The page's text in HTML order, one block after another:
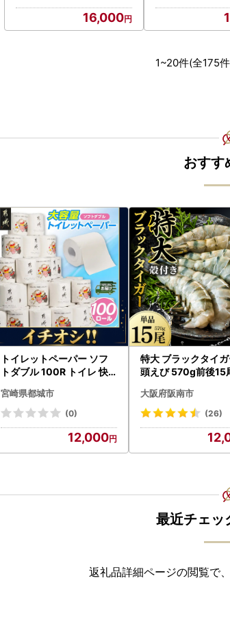
16,000
1~20件(全175
おすす
トイレットペーパー ソフ
トダブル 100R トイレ 快
宮崎県都城市
(0)
12,000
特大 ブラックタイ
頭えび 570g前後15
大阪府阪南市
(26)
最近チェッ
返礼品詳細ページの閲覧で